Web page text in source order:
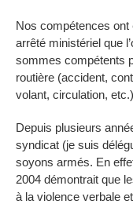
Nos compétences
arrêté ministériel que
sommes compétents
routière (accident,
volant, circulation,
Depuis plusieurs
syndicat (je suis
soyons armés. En
2004 démontrait que
à la violence verbale